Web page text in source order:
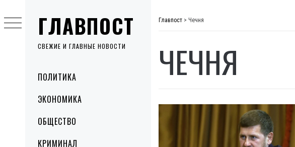
ГЛАВПОСТ
СВЕЖИЕ И ГЛАВНЫЕ НОВОСТИ
MenuПОЛИТИКА
ЭКОНОМИКА
ОБЩЕСТВО
КРИМИНАЛ
to
content
Главпост > Чечня
ЧЕЧНЯ